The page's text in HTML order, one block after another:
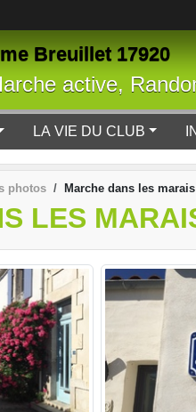
Breuillet 17920
active,
LA VIE DU CLUB
photos Marche dans les
LES